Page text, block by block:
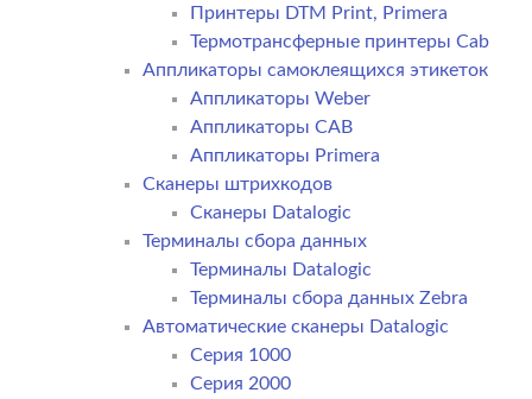
Принтеры DTM Print, Primera
Термотрансферные принтеры Cab
Аппликаторы самоклеящихся этикеток
Аппликаторы Weber
Аппликаторы CAB
Аппликаторы Primera
Сканеры штрихкодов
Сканеры Datalogic
Терминалы сбора данных
Терминалы Datalogic
Терминалы сбора данных Zebra
Автоматические сканеры Datalogic
Серия 1000
Серия 2000